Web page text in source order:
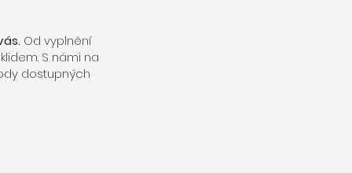
Od vyplnění
S námi na
dostupných